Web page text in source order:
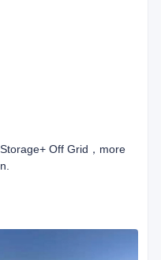
Off Grid，more